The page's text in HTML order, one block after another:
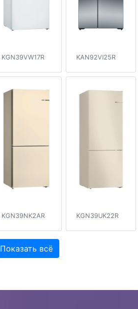
KGN39VW17R KAN92VI25R
KGN39NK2AR KGN39UK22R
Показать всё